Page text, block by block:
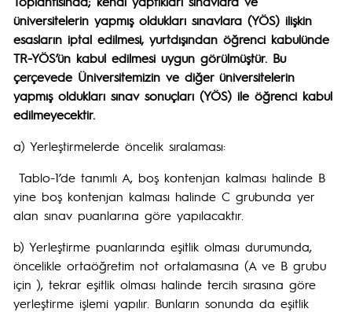
üniversitelerin yapmış oldukları sınavlara (YÖS) ilişkin
esasların iptal edilmesi, yurtdışından öğrenci kabulünde
TR-YÖS’ün kabul edilmesi uygun görülmüştür. Bu
çerçevede Üniversitemizin ve diğer üniversitelerin
yapmış oldukları sınav sonuçları (YÖS) ile öğrenci kabul
edilmeyecektir.
a) Yerleştirmelerde öncelik sıralaması:
Tablo-1’de tanımlı A, boş kontenjan kalması halinde B
yine boş kontenjan kalması halinde C grubunda yer
alan sınav puanlarına göre yapılacaktır.
b) Yerleştirme puanlarında eşitlik olması durumunda,
öncelikle ortaöğretim not ortalamasına (A ve B grubu
için ), tekrar eşitlik olması halinde tercih sırasına göre
yerleştirme işlemi yapılır. Bunların sonunda da eşitlik